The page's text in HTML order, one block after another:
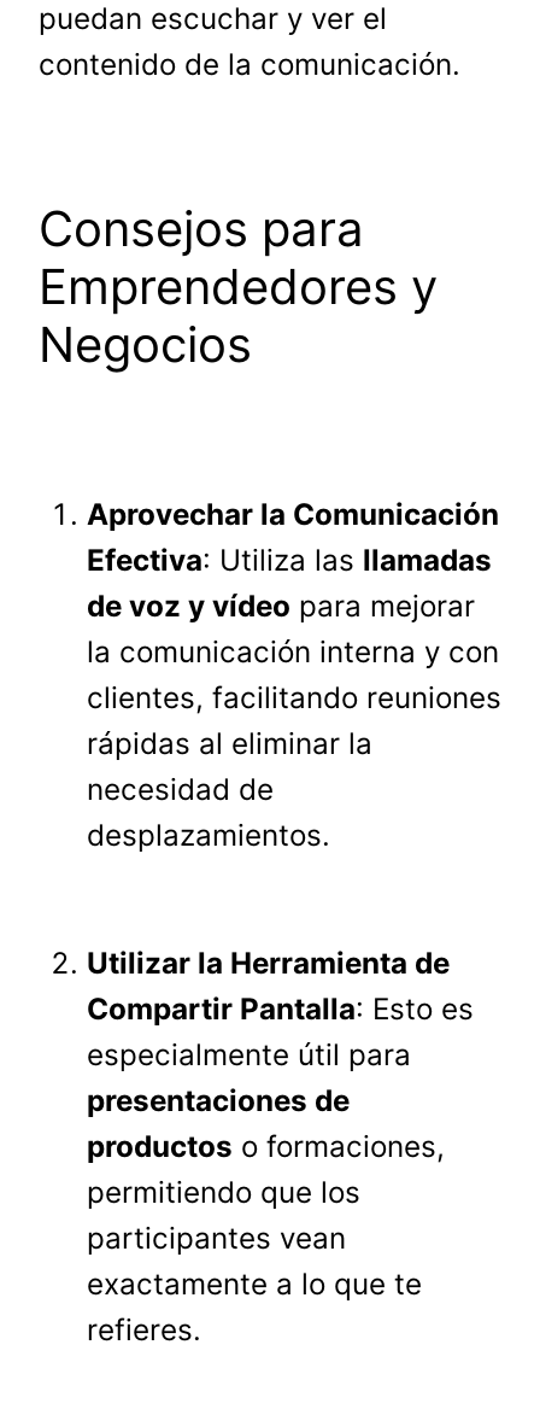
puedan escuchar y ver el
contenido de la comunicación.
Consejos para
Emprendedores y
Negocios
Aprovechar la Comunicación
Efectiva: Utiliza las llamadas
de voz y vídeo para mejorar
la comunicación interna y con
clientes, facilitando reuniones
rápidas al eliminar la
necesidad de
desplazamientos.
Utilizar la Herramienta de
Compartir Pantalla: Esto es
especialmente útil para
presentaciones de
productos o formaciones,
permitiendo que los
participantes vean
exactamente a lo que te
refieres.